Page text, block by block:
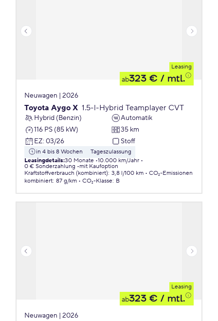
Leasing
ab323 € / mtl.
Neuwagen | 2026
Toyota Aygo X 1.5-l-Hybrid Teamplayer CVT
Hybrid (Benzin)
Automatik
116 PS (85 kW)
35 km
EZ: 03/26 Stoff
in 4 bis 8 Wochen
Tageszulassung
Leasingdetails:30 Monate 10.000 km/Jahr
0 € Sonderzahlung
mit Kaufoption
Kraftstoffverbrauch (kombiniert): 3,8 l/100 km
CO₂-Emissionen
kombiniert: 87 g/km CO₂-Klasse: B
Leasing
ab323 € / mtl.
Neuwagen | 2026